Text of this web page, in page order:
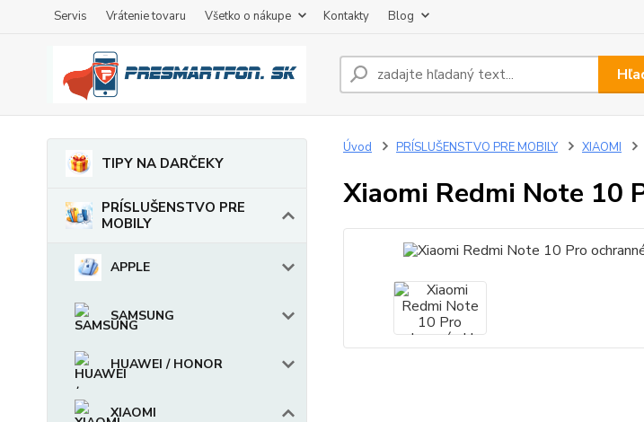
Servis Vrátenie tovaru Všetko o nákupe Kontakty Blog
TIPY NA DARČEKY
PRÍSLUŠENSTVO PRE
MOBILY
APPLE
SAMSUNG
HUAWEI / HONOR
XIAOMI
Úvod PRÍSLUŠENSTVO PRE MOBILY XIAOMI
Xiaomi Redmi Note 10